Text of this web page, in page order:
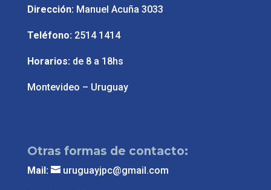
Dirección: Manuel Acuña 3033
Teléfono:2514 1414
Horarios:de 8 a 18hs
Montevideo – Uruguay
Otras formas de contacto:
Mail: uruguayjpc@gmail.com